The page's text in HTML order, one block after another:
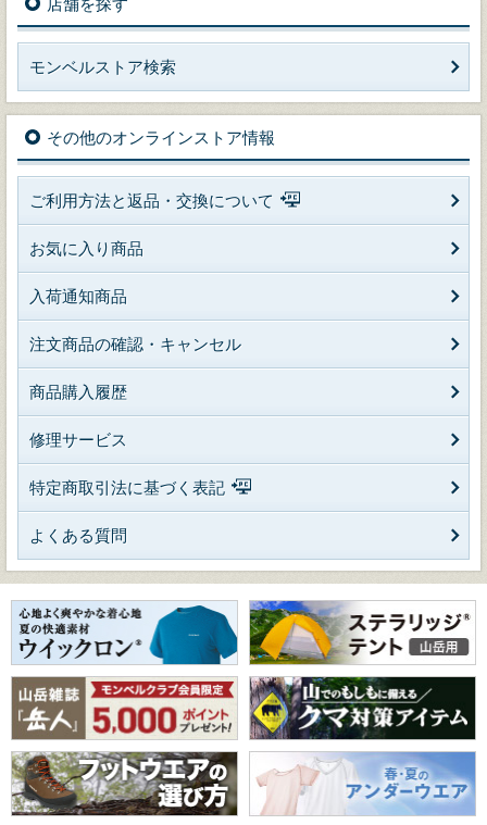
店舗を探す
モンベルストア検索
その他のオンラインストア情報
ご利用方法と返品・交換について
お気に入り商品
入荷通知商品
注文商品の確認・キャンセル
商品購入履歴
修理サービス
特定商取引法に基づく表記
よくある質問